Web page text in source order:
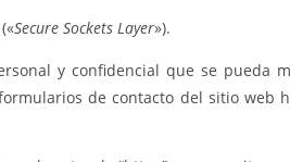
(«Secure Sockets Layer»).
y confidencial que se
de contacto del sitio